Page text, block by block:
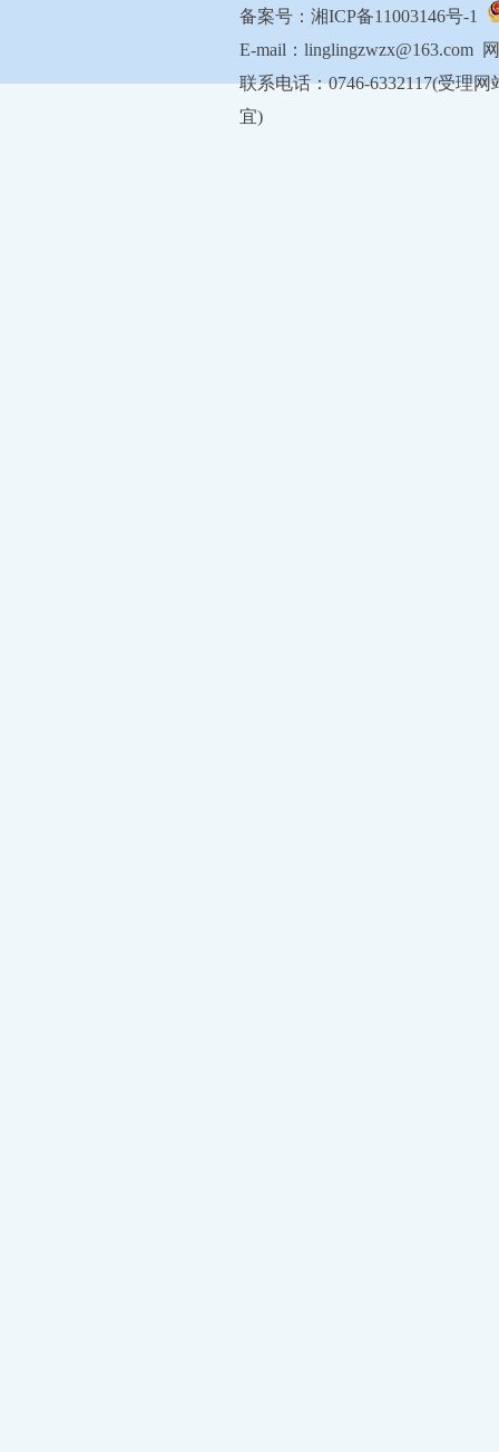
备案号：湘ICP备11003146号-1
E-mail：linglingzwzx@163.com
联系电话：0746-6332117(受理
宜)